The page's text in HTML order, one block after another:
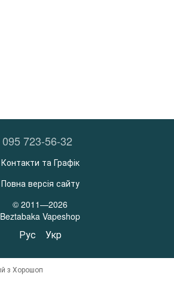
095 723-56-32
Контакти та Графік
Повна версія сайту
© 2011—2026
Beztabaka Vapeshop
Рус Укр
з Хорошоп